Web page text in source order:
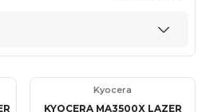
Kyocera
KYOCERA MA3500X LAZER